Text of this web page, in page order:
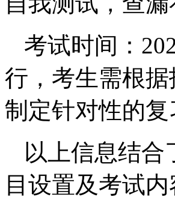
考试时间：
行，考生需根
制定针对性的复
以上信息结合
目设置及考试